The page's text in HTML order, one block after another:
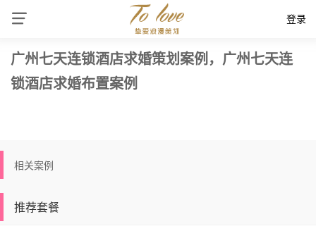
登录
广州七天连锁酒店求婚策划案例，广州七天连
锁酒店求婚布置案例
相关案例
推荐套餐